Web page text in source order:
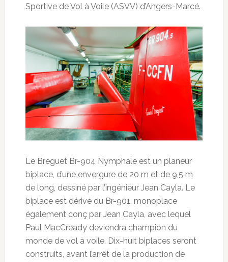
Sportive de Vol à Voile (ASVV) d’Angers-Marcé.
Le Breguet Br-904 Nymphale est un planeur
biplace, d’une envergure de 20 m et de 9,5 m
de long, dessiné par l’ingénieur Jean Cayla. Le
biplace est dérivé du Br-901, monoplace
également conç par Jean Cayla, avec lequel
Paul MacCready deviendra champion du
monde de vol à voile. Dix-huit biplaces seront
construits, avant l’arrêt de la production de